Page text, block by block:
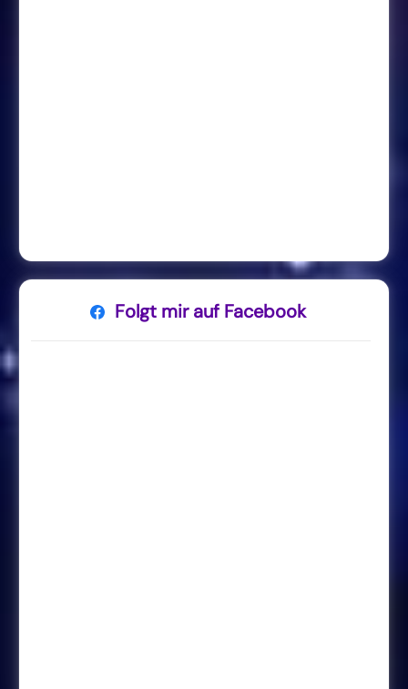
Folgt mir auf Facebook